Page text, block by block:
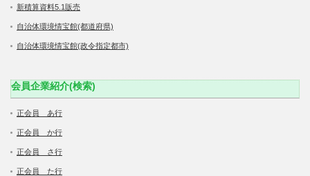
新積算資料5.1販売
自治体環境情宝館(都道府県)
自治体環境情宝館(政令指定都市)
会員企業紹介(検索)
正会員 あ行
正会員 か行
正会員 さ行
正会員 た行